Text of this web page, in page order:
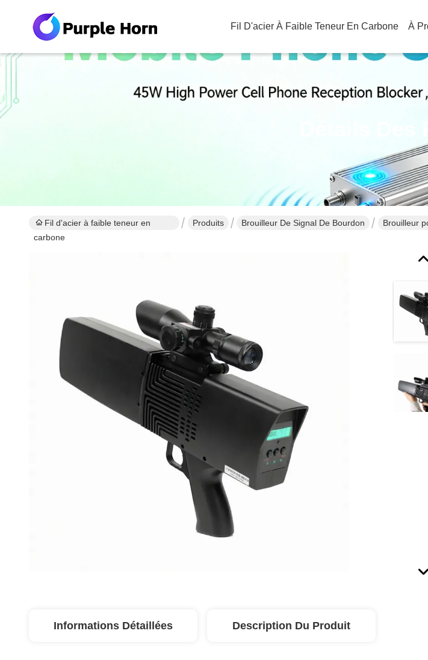
Fil D'acier À Faible Teneur En Carbone À
Détails
Fil d'acier à faible teneur en
carbone
Produits Brouilleur De Signal De Bourdon
Brouilleur
Informations Détaillées Description Du Produit